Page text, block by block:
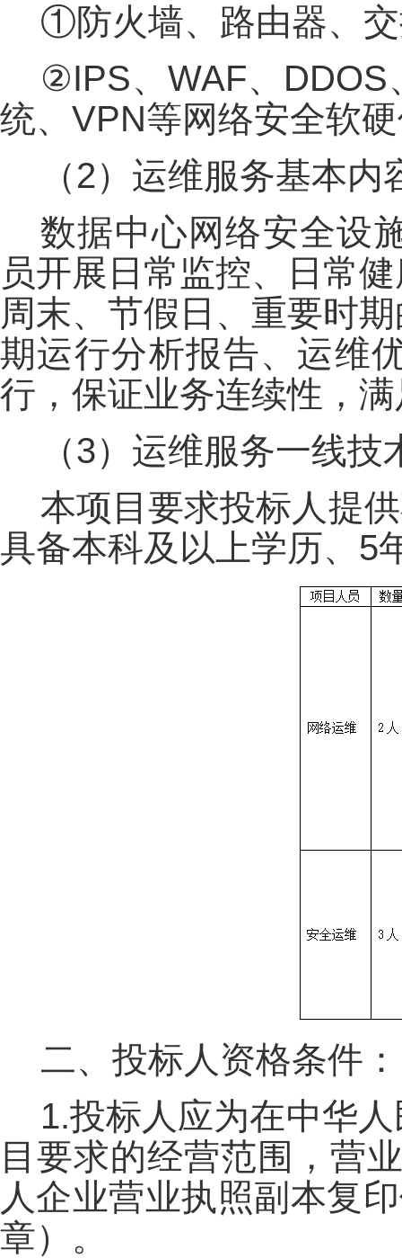
①防火墙、路由器、
②IPS、WAF、DDOS
统、VPN等网络安全软
（2）运维服务基本内
数据中心网络安全设
员开展日常监控、日常
周末、节假日、重要时
期运行分析报告、运维
行，保证业务连续性，
（3）运维服务一线技
本项目要求投标人提
具备本科及以上学历、5
二、投标人资格条件：
1.投标人应为在中华
目要求的经营范围，营
人企业营业执照副本复
章）。